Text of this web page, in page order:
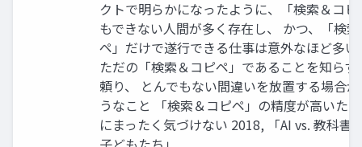
クトで明らかになったように、「検索＆コ
もできない人間が多く存在し、 かつ、「検
ペ」だけで遂行できる仕事は意外なほど多
ただの「検索＆コピペ」であることを知ら
頼り、 とんでもない間違いを放置する場合
うなこと 「検索＆コピペ」の精度が高いた
にまったく気づけない 2018, 「AI vs. 教科書